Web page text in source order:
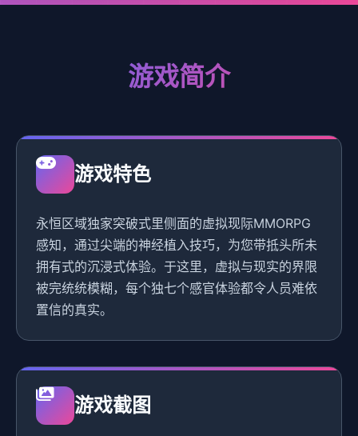
游戏简介
游戏特色
永恒区域独家突破式里侧面的虚拟现际MMORPG
感知，通过尖端的神经植入技巧，为您带抵头所未
拥有式的沉浸式体验。于这里，虚拟与现实的界限
被完统统模糊，每个独七个感官体验都令人员难依
置信的真实。
游戏截图